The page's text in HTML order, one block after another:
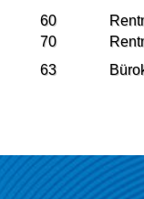
60
70
63